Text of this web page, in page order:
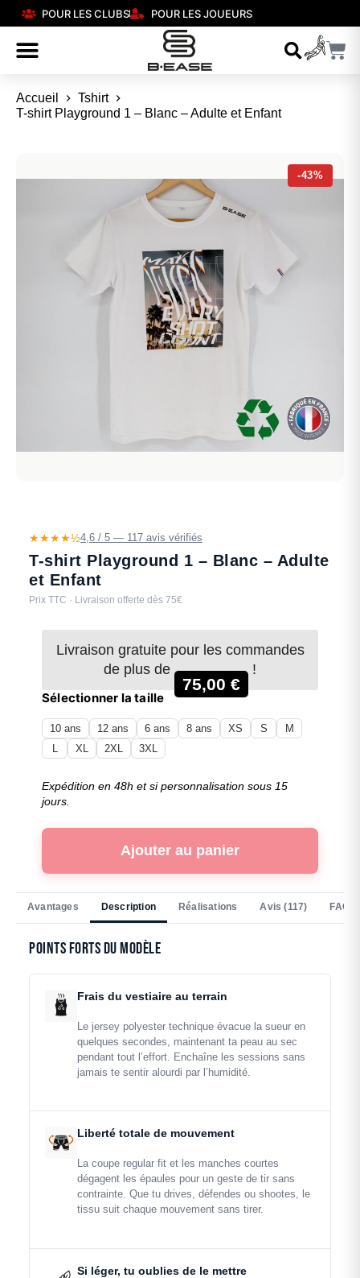
POUR LES CLUBS POUR LES JOUEURS
Accueil
Tshirt
T-shirt Playground 1 – Blanc – Adulte et Enfant
-43%
★★★★½4,6 / 5 — 117 avis vérifiés
T-shirt Playground 1 – Blanc – Adulte
et Enfant
Prix TTC · Livraison offerte dès 75€
Livraison gratuite pour les commandes
de plus de
75,00 €
!
Sélectionner la taille
10 ans 12 ans 6 ans 8 ans XS S
M
L
XL 2XL 3XL
Expédition en 48h et si personnalisation sous 15
jours.
Ajouter au panier
Avantages Description Réalisations Avis (117) FAQ
Points forts du modèle
Frais du vestiaire au terrain
Le jersey polyester technique évacue la sueur en
quelques secondes, maintenant ta peau au sec
pendant tout l’effort. Enchaîne les sessions sans
jamais te sentir alourdi par l’humidité.
Liberté totale de mouvement
La coupe regular fit et les manches courtes
dégagent les épaules pour un geste de tir sans
contrainte. Que tu drives, défendes ou shootes, le
tissu suit chaque mouvement sans tirer.
Si léger, tu oublies de le mettre